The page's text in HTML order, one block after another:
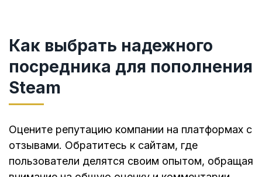
Как выбрать надежного
посредника для пополнения
Steam
Оцените репутацию компании на платформах с
отзывами. Обратитесь к сайтам, где
пользователи делятся своим опытом, обращая